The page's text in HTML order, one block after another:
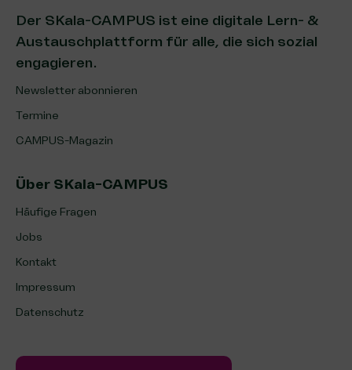
Der SKala-CAMPUS ist eine digitale Lern- &
Austauschplattform für alle, die sich sozial
engagieren.
Newsletter abonnieren
Termine
CAMPUS-Magazin
Über SKala-CAMPUS
Häufige Fragen
Jobs
Kontakt
Impressum
Datenschutz